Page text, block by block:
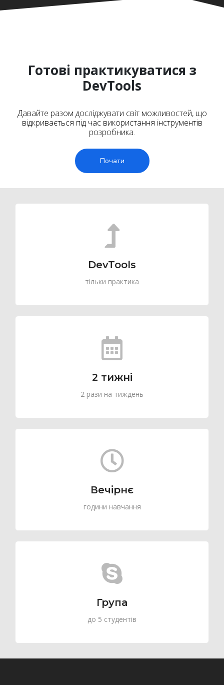
Готові практикуватися з
DevTools
Давайте разом досліджувати світ можливостей, що
відкривається під час використання інструментів
розробника.
Почати
DevTools
тільки практика
2 тижні
2 рази на тиждень
Вечірнє
години навчання
Група
до 5 студентів